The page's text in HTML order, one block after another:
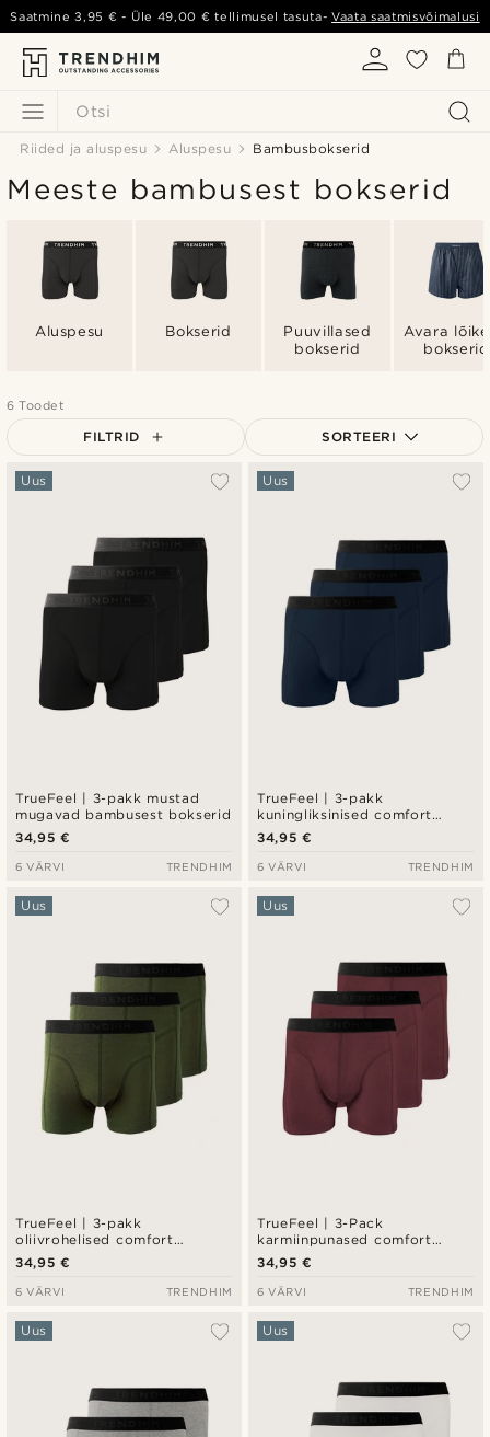
Otsi
Saatmine3,95 € - Üle 49,00 € tellimusel tasuta-Vaata saatmisvõimalusi
Riided ja aluspesu Aluspesu Bambusbokserid
Meeste bambusest bokserid
Aluspesu Bokserid
Puuvillased
bokserid
Avara
bokserid
6 Toodet
FILTRID SORTEERI
Populaarsed
Madala hind
Kõrgeim hind
TrueFeel | 3-pakk mustad
mugavad bambusest bokserid
Uus
34,95 €
6 VÄRVI TRENDHIM
TrueFeel | 3-pakk
kuningliksinised comfort
bambusest bokserid
Uus
34,95 €
6 VÄRVI TRENDHIM
TrueFeel | 3-pakk
oliivrohelised comfort
bambusest bokserid
Uus
34,95 €
6 VÄRVI TRENDHIM
TrueFeel | 3-Pack
karmiinpunased comfort
bambusest bokserid
Uus
34,95 €
6 VÄRVI TRENDHIM
Uus Uus